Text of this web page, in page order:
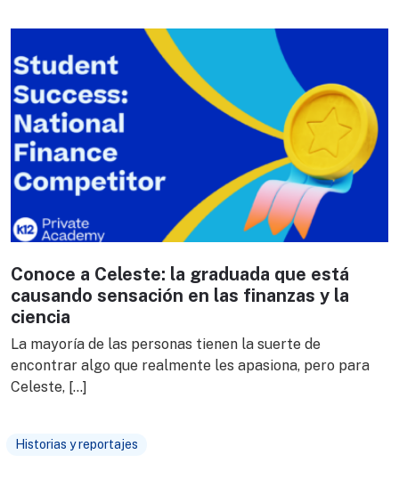
Conoce a Celeste: la graduada que está
causando sensación en las finanzas y la
ciencia
La mayoría de las personas tienen la suerte de
encontrar algo que realmente les apasiona, pero para
Celeste, […]
Historias y reportajes